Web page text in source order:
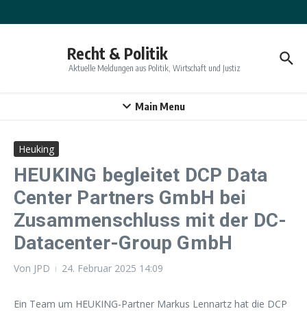
Recht & Politik
Aktuelle Meldungen aus Politik, Wirtschaft und Justiz
Main Menu
Heuking
HEUKING begleitet DCP Data
Center Partners GmbH bei
Zusammenschluss mit der DC-
Datacenter-Group GmbH
Von JPD 24. Februar 2025 14:09
Ein Team um HEUKING-Partner Markus Lennartz hat die DCP